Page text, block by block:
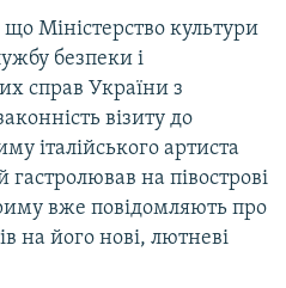
Міністерство культури
безпеки і
справ України з
візиту до
італійського артиста
на півострові
вже повідомляють про
на його нові, лютневі